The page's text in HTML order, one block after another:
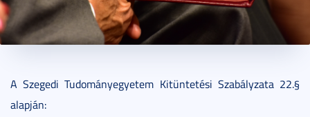
A Szegedi Tudományegyetem Kitüntetési Szabályzata 22.§
alapján: